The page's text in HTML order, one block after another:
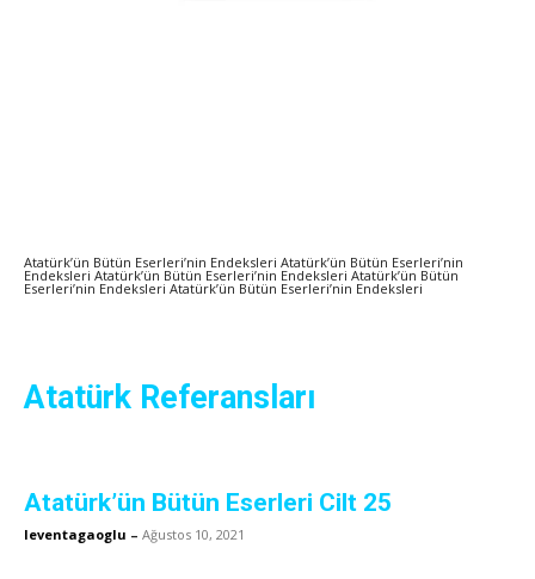
Atatürk’ün Bütün Eserleri’nin Endeksleri Atatürk’ün Bütün Eserleri’nin
Endeksleri Atatürk’ün Bütün Eserleri’nin Endeksleri Atatürk’ün Bütün
Eserleri’nin Endeksleri Atatürk’ün Bütün Eserleri’nin Endeksleri
Atatürk Referansları
Atatürk’ün Bütün Eserleri Cilt 25
leventagaoglu – Ağustos 10, 2021